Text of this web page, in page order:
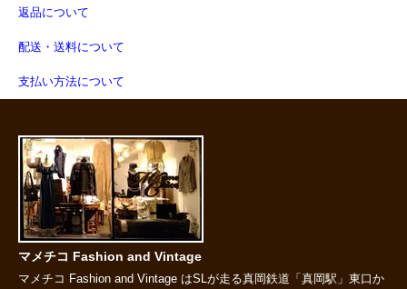
返品について
配送・送料について
支払い方法について
マメチコ Fashion and Vintage
マメチコ Fashion and Vintage はSLが走る真岡鉄道「真岡駅」東口か